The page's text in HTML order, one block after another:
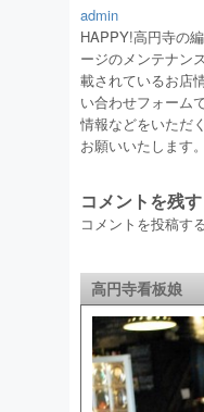
admin
HAPPY!高円寺の
ージのメンテナン
載されているお店
い合わせフォーム
情報などをいただ
お願いいたします。
コメントを残す
コメントを投稿す
高円寺看板娘